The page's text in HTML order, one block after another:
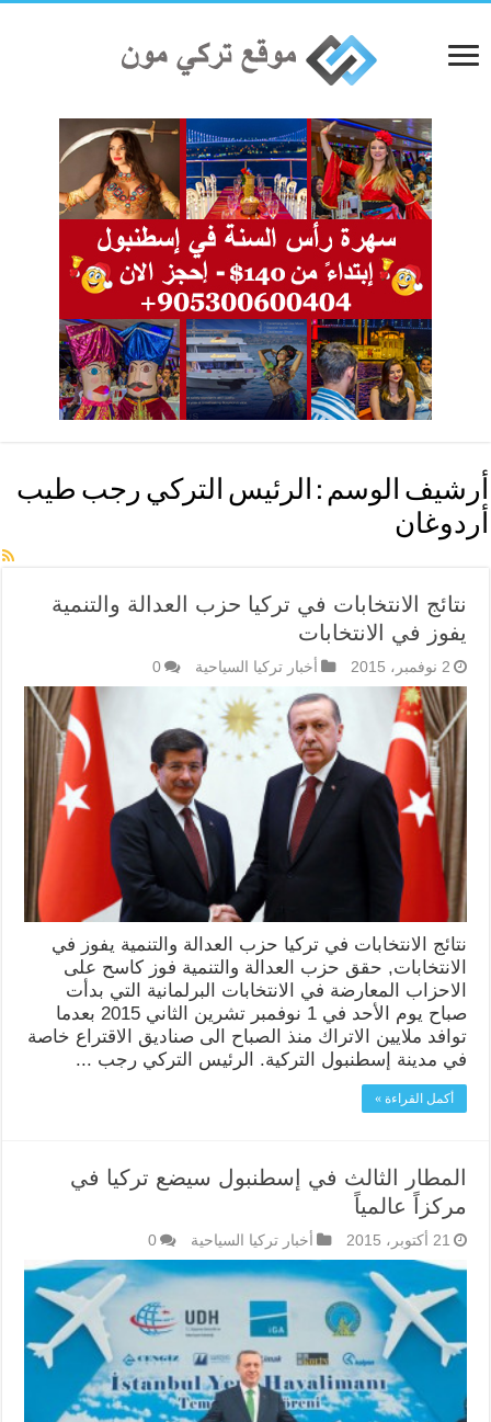
أرشيف الوسم : الرئيس التركي رجب طيب
أردوغان
نتائج الانتخابات في تركيا حزب العدالة والتنمية
يفوز في الانتخابات
2 نوفمبر، 2015 أخبار تركيا السياحية 0
نتائج الانتخابات في تركيا حزب العدالة والتنمية يفوز في
الانتخابات, حقق حزب العدالة والتنمية فوز كاسح على
الاحزاب المعارضة في الانتخابات البرلمانية التي بدأت
صباح يوم الأحد في 1 نوفمبر تشرين الثاني 2015 بعدما
توافد ملايين الاتراك منذ الصباح الى صناديق الاقتراع خاصة
في مدينة إسطنبول التركية. الرئيس التركي رجب ...
أكمل القراءة »
المطار الثالث في إسطنبول سيضع تركيا في
مركزاً عالمياً
21 أكتوبر، 2015 أخبار تركيا السياحية 0